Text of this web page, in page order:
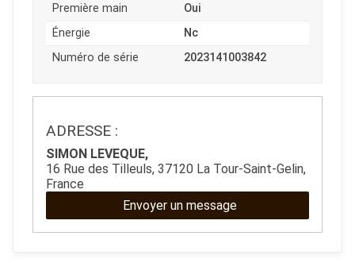
ESPACES VERTS
QUAD SSV UTV
Première main
Oui
Énergie
Nc
Numéro de série
2023141003842
Envoyer un message
ADRESSE :
SIMON LEVEQUE,
16 Rue des Tilleuls, 37120 La Tour-Saint-Gelin,
France